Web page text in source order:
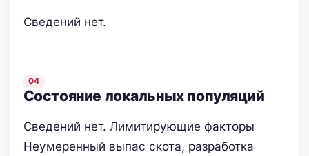
Сведений нет.
Состояние локальных популяций
Сведений нет. Лимитирующие факторы
Неумеренный выпас скота, разработка